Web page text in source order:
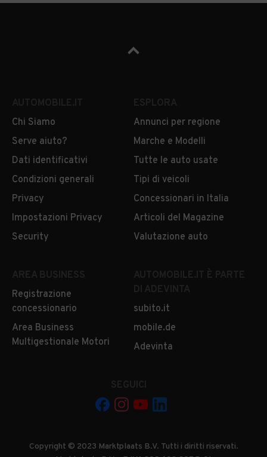
Chi Siamo
Serve aiuto?
Dati identificativi
Condizioni generali
Privacy
Impostazioni Privacy
Security
Annunci per regione
Marche e Modelli
Tutte le auto usate
Tipi di veicoli
Concessionari in Italia
Articoli del Magazine
Valutazione auto
Registrazione
concessionario
Area Business
Multigestionale Motori
subito.it
mobile.de
Adevinta
Copyright © 2023 Marktplaats B.V. Tutti i diritti riservati.